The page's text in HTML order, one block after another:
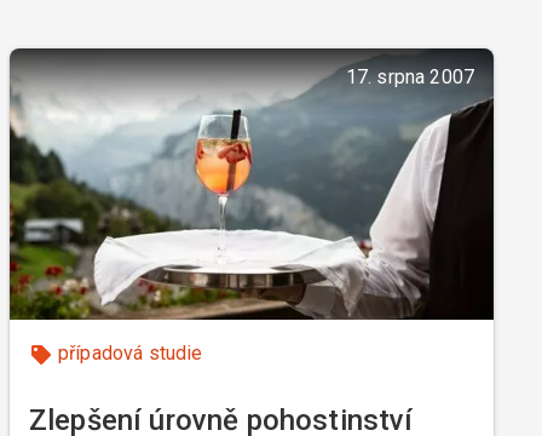
17. srpna 2007
případová studie
Zlepšení úrovně pohostinství